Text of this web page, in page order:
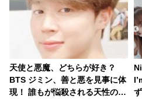
天使と悪魔、どちらが好き？
BTS ジミン、善と悪を見事に体
現！ 誰もが悩殺される天性の表